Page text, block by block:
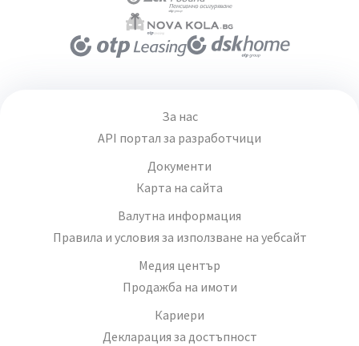
За нас
API портал за разработчици
Документи
Карта на сайта
Валутна информация
Правила и условия за използване на уебсайт
Медия център
Продажба на имоти
Кариери
Декларация за достъпност